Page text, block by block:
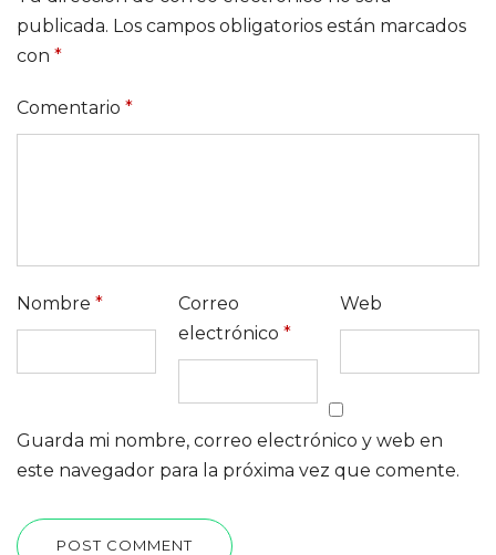
publicada. Los campos obligatorios están marcados
con *
Comentario *
Nombre *
Correo
electrónico *
Web
Guarda mi nombre, correo electrónico y web en
este navegador para la próxima vez que comente.
POST COMMENT